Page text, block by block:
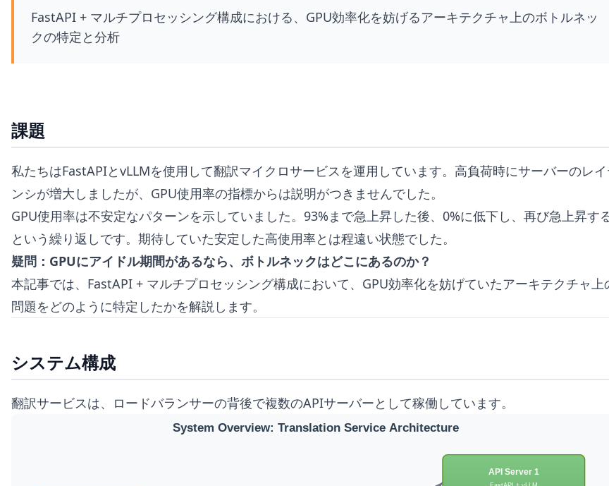
FastAPI + マルチプロセッシング構成における、GPU効率化を妨げるアーキテクチャ上のボトルネッ
クの特定と分析
課題
私たちはFastAPIとvLLMを使用して翻訳マイクロサービスを運用しています。高負荷時にサーバーのレ
ンシが増大しましたが、GPU使用率の指標からは説明がつきませんでした。
GPU使用率は不安定なパターンを示していました。93%まで急上昇した後、0%に低下し、再び急上昇す
という繰り返しです。期待していた安定した高使用率とは程遠い状態でした。
疑問：GPUにアイドル期間があるなら、ボトルネックはどこにあるのか？
本記事では、FastAPI + マルチプロセッシング構成において、GPU効率化を妨げていたアーキテクチャ上
問題をどのように特定したかを解説します。
システム構成
翻訳サービスは、ロードバランサーの背後で複数のAPIサーバーとして稼働しています。